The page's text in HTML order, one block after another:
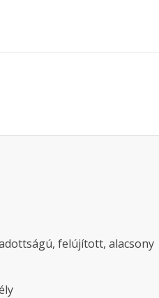
felújított, alacsony